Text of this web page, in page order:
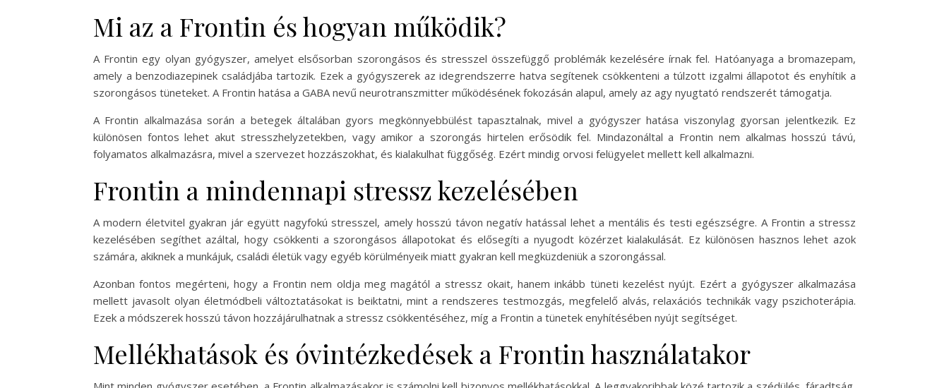
Mi az a Frontin és hogyan működik?
A Frontin egy olyan gyógyszer, amelyet elsősorban szorongásos és stresszel összefüggő problémák kezelésére írnak fel. Hatóanyaga a bromazepam,
amely a benzodiazepinek családjába tartozik. Ezek a gyógyszerek az idegrendszerre hatva segítenek csökkenteni a túlzott izgalmi állapotot és enyhítik a
szorongásos tüneteket. A Frontin hatása a GABA nevű neurotranszmitter működésének fokozásán alapul, amely az agy nyugtató rendszerét támogatja.
A Frontin alkalmazása során a betegek általában gyors megkönnyebbülést tapasztalnak, mivel a gyógyszer hatása viszonylag gyorsan jelentkezik. Ez
különösen fontos lehet akut stresszhelyzetekben, vagy amikor a szorongás hirtelen erősödik fel. Mindazonáltal a Frontin nem alkalmas hosszú távú,
folyamatos alkalmazásra, mivel a szervezet hozzászokhat, és kialakulhat függőség. Ezért mindig orvosi felügyelet mellett kell alkalmazni.
Frontin a mindennapi stressz kezelésében
A modern életvitel gyakran jár együtt nagyfokú stresszel, amely hosszú távon negatív hatással lehet a mentális és testi egészségre. A Frontin a stressz
kezelésében segíthet azáltal, hogy csökkenti a szorongásos állapotokat és elősegíti a nyugodt közérzet kialakulását. Ez különösen hasznos lehet azok
számára, akiknek a munkájuk, családi életük vagy egyéb körülményeik miatt gyakran kell megküzdeniük a szorongással.
Azonban fontos megérteni, hogy a Frontin nem oldja meg magától a stressz okait, hanem inkább tüneti kezelést nyújt. Ezért a gyógyszer alkalmazása
mellett javasolt olyan életmódbeli változtatásokat is beiktatni, mint a rendszeres testmozgás, megfelelő alvás, relaxációs technikák vagy pszichoterápia.
Ezek a módszerek hosszú távon hozzájárulhatnak a stressz csökkentéséhez, míg a Frontin a tünetek enyhítésében nyújt segítséget.
Mellékhatások és óvintézkedések a Frontin használatakor